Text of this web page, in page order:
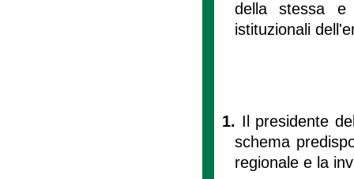
della stessa e
istituzionali
1. Il presidente
schema
regionale e la